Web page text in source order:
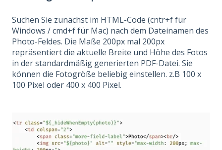
Suchen Sie zunächst im HTML-Code (cntr+f für
Windows / cmd+f für Mac) nach dem Dateinamen des
Photo-Feldes. Die Maße 200px mal 200px
repräsentiert die aktuelle Breite und Höhe des Fotos
in der standardmäßig generierten PDF-Datei. Sie
können die Fotogröße beliebig einstellen. z.B 100 x
100 Pixel oder 400 x 400 Pixel.